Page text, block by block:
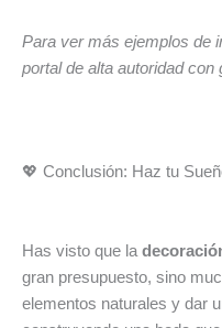
Para ver más ejemplos de
portal de alta autoridad con
💖 Conclusión: Haz tu
Has visto que la
gran presupuesto, sino
elementos naturales y dar